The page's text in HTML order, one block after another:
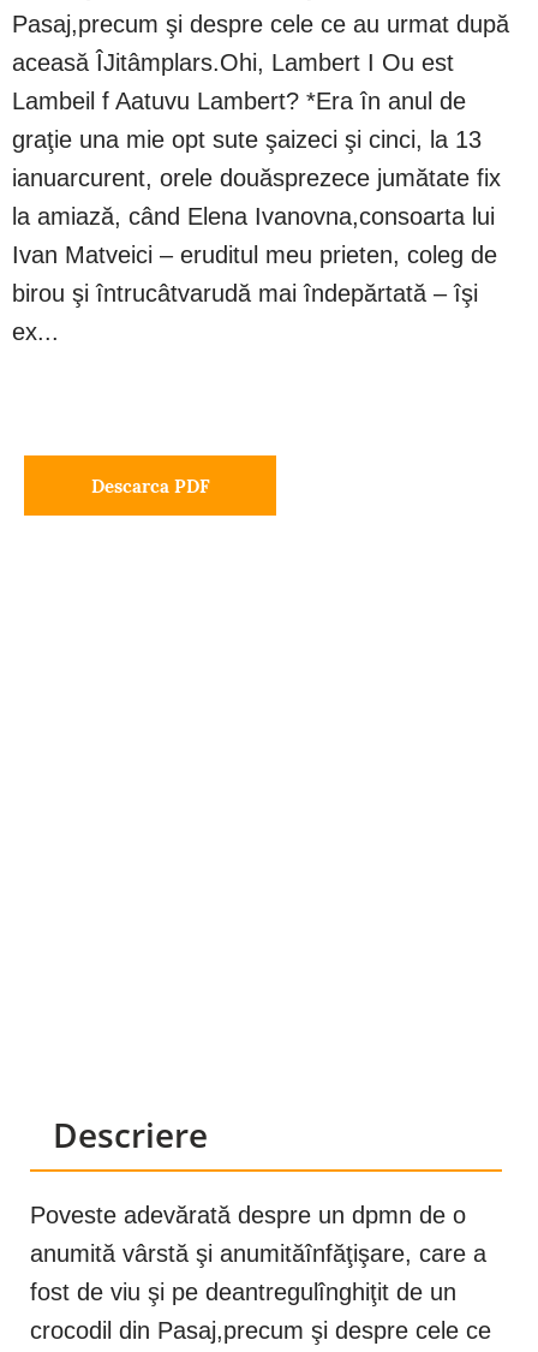
Pasaj,precum şi despre cele ce au urmat după
aceasă ÎJitâmplars.Ohi, Lambert I Ou est
Lambeil f Aatuvu Lambert? *Era în anul de
graţie una mie opt sute şaizeci şi cinci, la 13
ianuarcurent, orele douăsprezece jumătate fix
la amiază, când Elena Ivanovna,consoarta lui
Ivan Matveici – eruditul meu prieten, coleg de
birou şi întrucâtvarudă mai îndepărtată – îşi
ex...
Descarca PDF
Descriere
Poveste adevărată despre un dpmn de o
anumită vârstă şi anumităînfăţişare, care a
fost de viu şi pe deantregulînghiţit de un
crocodil din Pasaj,precum şi despre cele ce